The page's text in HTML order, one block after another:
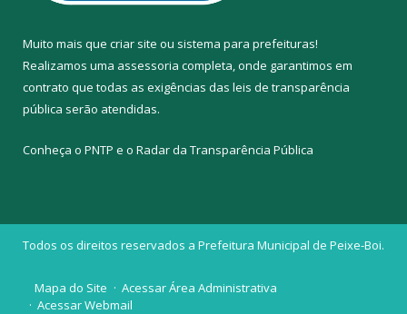
Muito mais que criar site ou sistema para prefeituras!
Realizamos uma assessoria completa, onde garantimos em
contrato que todas as exigências das leis de transparência
pública serão atendidas.
Conheça o PNTP e o Radar da Transparência Pública
Todos os direitos reservados a Prefeitura Municipal de Peixe-Boi.
Mapa do Site
Acessar Área Administrativa
Acessar Webmail